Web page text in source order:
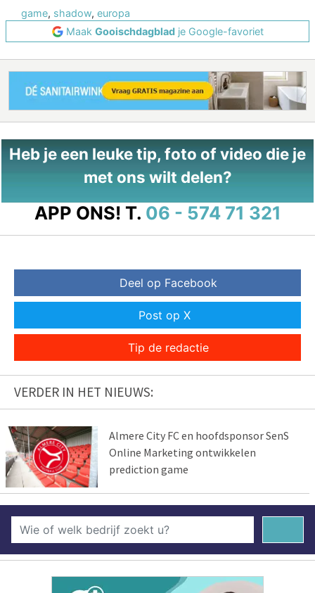
game, shadow, europa
Maak Gooischdagbladje Google-favoriet
Heb je een leuke tip, foto of video die je
met ons wilt delen?
APP ONS! T. 06 - 574 71 321
Deel op Facebook
Post op X
Tip de redactie
VERDER IN HET NIEUWS:
Almere City FC en hoofdsponsor SenS
Online Marketing ontwikkelen
prediction game